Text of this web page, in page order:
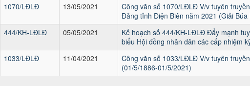
1070/LĐLĐ
13/05/2021
Công văn số 1070/LĐLĐ V/v tuyên
Đảng tỉnh Điện Biên năm 2021 (Giải Búa
444/KH-LĐLĐ
05/05/2021
Kế hoạch số 444/KH-LĐLĐ Đẩy mạnh
biểu Hội đồng nhân dân các cấp nhiệm
1033/LĐLĐ
11/04/2021
Công văn số 1033/LĐLĐ V/v tuyên
(01/5/1886-01/5/2021)